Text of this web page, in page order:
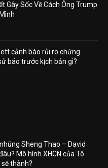
Gây Sốc Về Cách Ông Trump
cảnh báo rủi ro chứng
báo trước kịch bản gì?
Sheng Thao – David
Mô hình XHCN của Tô
thành?